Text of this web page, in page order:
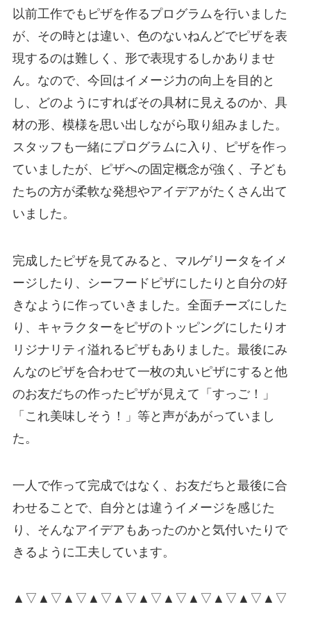
以前工作でもピザを作るプログラムを行いました
が、その時とは違い、色のないねんどでピザを表
現するのは難しく、形で表現するしかありませ
ん。なので、今回はイメージ力の向上を目的と
し、どのようにすればその具材に見えるのか、具
材の形、模様を思い出しながら取り組みました。
スタッフも一緒にプログラムに入り、ピザを作っ
ていましたが、ピザへの固定概念が強く、子ども
たちの方が柔軟な発想やアイデアがたくさん出て
いました。
完成したピザを見てみると、マルゲリータをイメ
ージしたり、シーフードピザにしたりと自分の好
きなように作っていきました。全面チーズにした
り、キャラクターをピザのトッピングにしたりオ
リジナリティ溢れるピザもありました。最後にみ
んなのピザを合わせて一枚の丸いピザにすると他
のお友だちの作ったピザが見えて「すっご！」
「これ美味しそう！」等と声があがっていまし
た。
一人で作って完成ではなく、お友だちと最後に合
わせることで、自分とは違うイメージを感じた
り、そんなアイデアもあったのかと気付いたりで
きるように工夫しています。
▲▽▲▽▲▽▲▽▲▽▲▽▲▽▲▽▲▽▲▽▲▽